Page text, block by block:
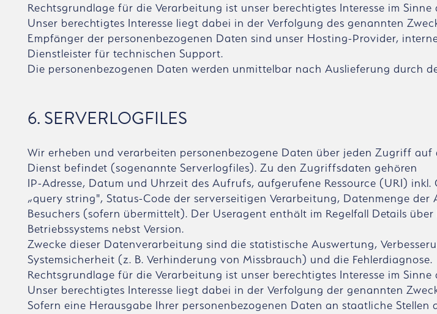
Rechtsgrundlage für die Verarbeitung ist unser berechtigtes Interesse im Sinne
Unser berechtigtes Interesse liegt dabei in der Verfolgung des genannten
Empfänger der personenbezogenen Daten sind unser Hosting-Provider,
Dienstleister für technischen Support.
Die personenbezogenen Daten werden unmittelbar nach Auslieferung durch
6. SERVERLOGFILES
Wir erheben und verarbeiten personenbezogene Daten über jeden Zugriff auf
Dienst befindet (sogenannte Serverlogfiles). Zu den Zugriffsdaten gehören
IP-Adresse, Datum und Uhrzeit des Aufrufs, aufgerufene Ressource (URI) inkl.
„query string", Status-Code der serverseitigen Verarbeitung, Datenmenge der
Besuchers (sofern übermittelt). Der Useragent enthält im Regelfall Details über
Betriebssystems nebst Version.
Zwecke dieser Datenverarbeitung sind die statistische Auswertung,
Systemsicherheit (z. B. Verhinderung von Missbrauch) und die Fehlerdiagnose.
Rechtsgrundlage für die Verarbeitung ist unser berechtigtes Interesse im Sinne
Unser berechtigtes Interesse liegt dabei in der Verfolgung der genannten
Sofern eine Herausgabe Ihrer personenbezogenen Daten an staatliche